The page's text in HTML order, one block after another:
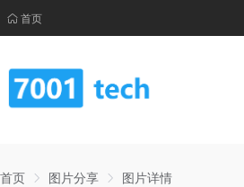
首页
首页 图片分享 图片详情